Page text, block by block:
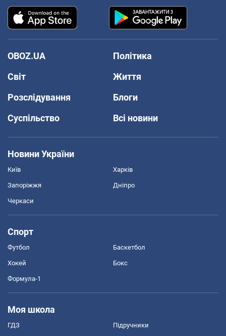
OBOZ.UA
Політика
Світ
Життя
Розслідування
Блоги
Суспільство
Всі новини
Новини України
Київ Харків
Запоріжжя Дніпро
Черкаси
Спорт
Футбол Баскетбол
Хокей Бокс
Формула-1
Моя школа
ГДЗ Підручники